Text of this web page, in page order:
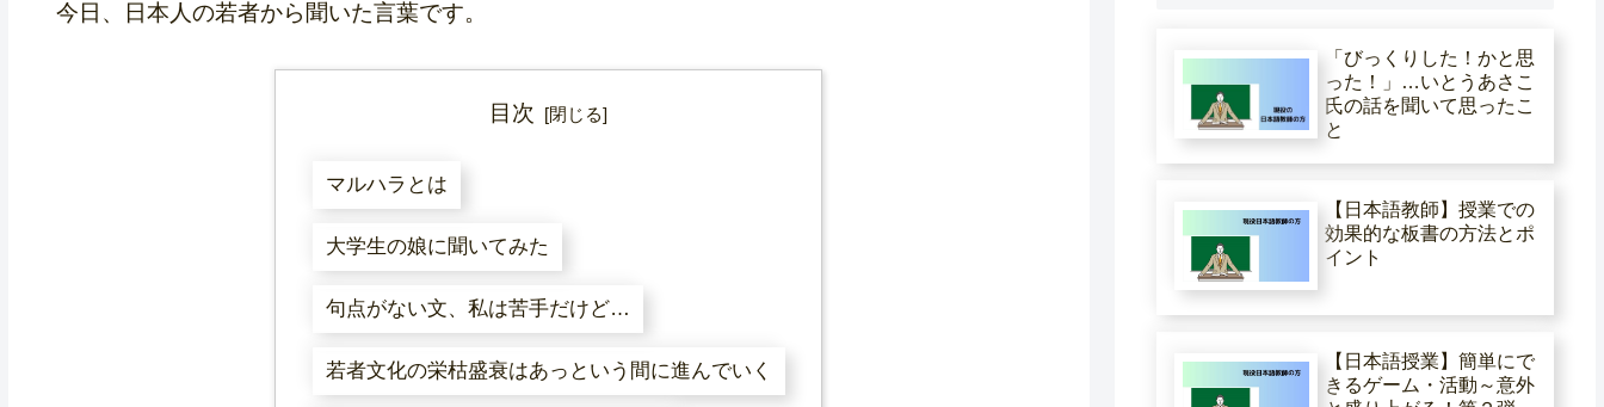
今日、日本人の若者から聞いた言葉です。
目次
マルハラとは
大学生の娘に聞いてみた
句点がない文、私は苦手だけど…
若者文化の栄枯盛衰はあっという間に進んでいく
「びっくりした！かと思
った！」…いとうあさこ
氏の話を聞いて思ったこ
と
【日本語教師】授業での
効果的な板書の方法とポ
イント
【日本語授業】簡単にで
きるゲーム・活動～意外